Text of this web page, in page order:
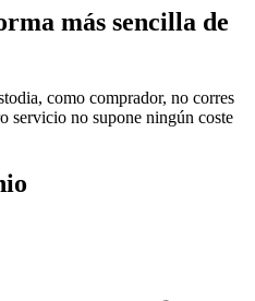
más sencilla de
como comprador, no corres
servicio no supone ningún coste